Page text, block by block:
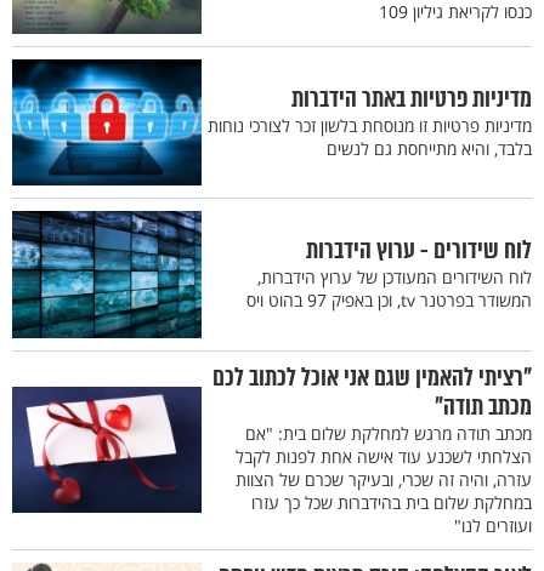
כנסו לקריאת גיליון 109
מדיניות פרטיות באתר הידברות
מדיניות פרטיות זו מנוסחת בלשון זכר לצורכי נוחות
בלבד, והיא מתייחסת גם לנשים
לוח שידורים - ערוץ הידברות
לוח השידורים המעודכן של ערוץ הידברות,
המשודר בפרטנר tv, וכן באפיק 97 בהוט ויס
"רציתי להאמין שגם אני אוכל לכתוב לכם
מכתב תודה"
מכתב תודה מרגש למחלקת שלום בית: "אם
הצלחתי לשכנע עוד אישה אחת לפנות לקבל
עזרה, והיה זה שכרי, ובעיקר שכרם של הצוות
במחלקת שלום בית בהידברות שכל כך עזרו
ועוזרים לנו"